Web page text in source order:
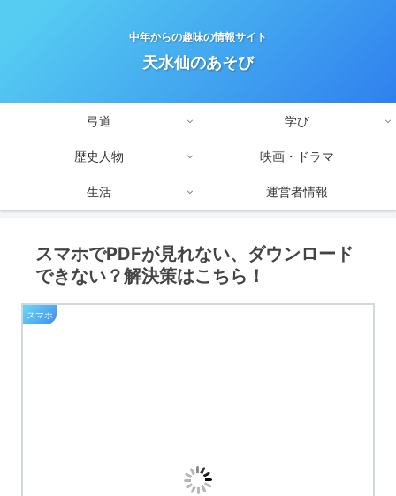
中年からの趣味の情報サイト
天水仙のあそび
弓道 学び
歴史人物 映画・ドラマ
生活 運営者情報
スマホでPDFが見れない、ダウンロード
できない？解決策はこちら！
スマホ